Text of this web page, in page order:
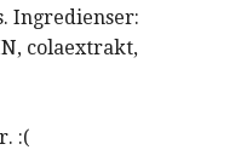
Ingredienser:
colaextrakt,
:(